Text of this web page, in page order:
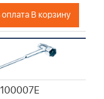
В корзину
100007E